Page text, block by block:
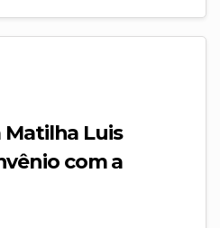
Matilha Luis
com a